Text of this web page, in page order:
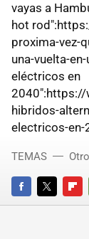
vayas a
hot
proxima-vez-
una-vuelta-
eléctricos en
hibridos-
electricos-en-
FACEBOOKTWITTER
TEMAS